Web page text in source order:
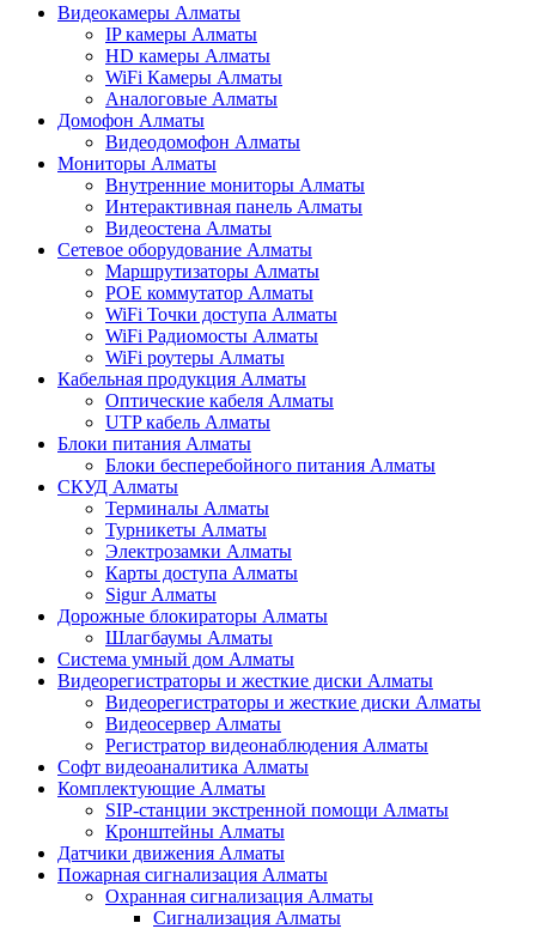
Видеокамеры Алматы
IP камеры Алматы
HD камеры Алматы
WiFi Камеры Алматы
Аналоговые Алматы
Домофон Алматы
Видеодомофон Алматы
Мониторы Алматы
Внутренние мониторы Алматы
Интерактивная панель Алматы
Видеостена Алматы
Сетевое оборудование Алматы
Маршрутизаторы Алматы
POE коммутатор Алматы
WiFi Точки доступа Алматы
WiFi Радиомосты Алматы
WiFi роутеры Алматы
Кабельная продукция Алматы
Оптические кабеля Алматы
UTP кабель Алматы
Блоки питания Алматы
Блоки бесперебойного питания Алматы
СКУД Алматы
Терминалы Алматы
Турникеты Алматы
Электрозамки Алматы
Карты доступа Алматы
Sigur Алматы
Дорожные блокираторы Алматы
Шлагбаумы Алматы
Система умный дом Алматы
Видеорегистраторы и жесткие диски Алматы
Видеорегистраторы и жесткие диски Алматы
Видеосервер Алматы
Регистратор видеонаблюдения Алматы
Софт видеоаналитика Алматы
Комплектующие Алматы
SIP-станции экстренной помощи Алматы
Кронштейны Алматы
Датчики движения Алматы
Пожарная сигнализация Алматы
Охранная сигнализация Алматы
Сигнализация Алматы